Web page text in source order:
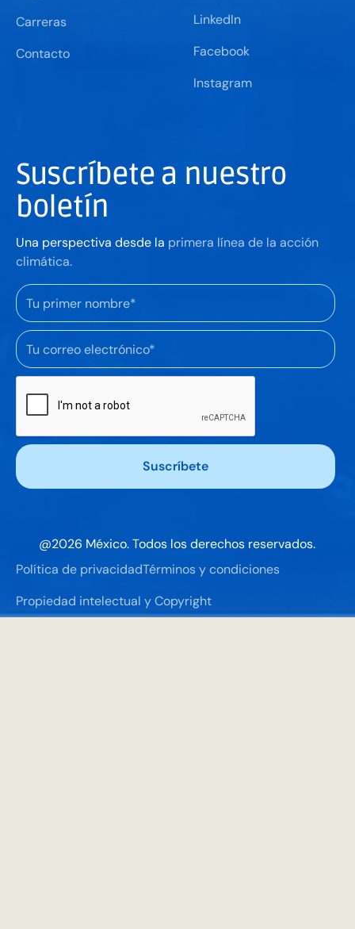
Carreras
Contacto
LinkedIn
Facebook
Instagram
Suscríbete a nuestro
boletín
Una perspectiva desde la primera línea de la acción
climática.
@2026 México. Todos los derechos reservados.
Política de privacidadTérminos y condiciones
Propiedad intelectual y Copyright